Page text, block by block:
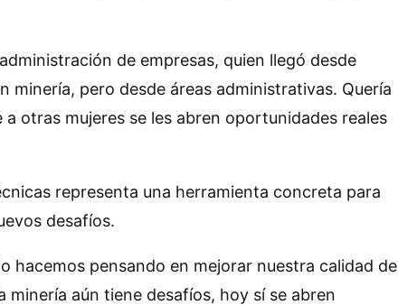
de empresas, quien llegó desde
minería, pero desde áreas administrativas. Quería
otras mujeres se les abren oportunidades reales
representa una herramienta concreta para
desafíos.
hacemos pensando en mejorar nuestra calidad de
aún tiene desafíos, hoy sí se abren